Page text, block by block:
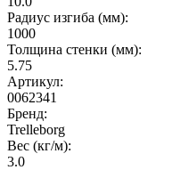
Радиус изгиба (мм):
1000
Толщина стенки (мм):
5.75
Артикул:
0062341
Бренд:
Trelleborg
Вес (кг/м):
3.0